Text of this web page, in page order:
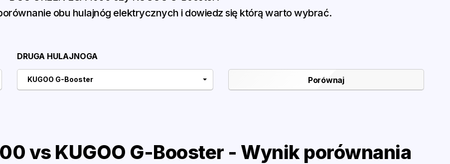
obu hulajnóg elektrycznych i dowiedz się którą warto wybrać.
DRUGA HULAJNOGA
KUGOO G-Booster
vs KUGOO G-Booster - Wynik porównania